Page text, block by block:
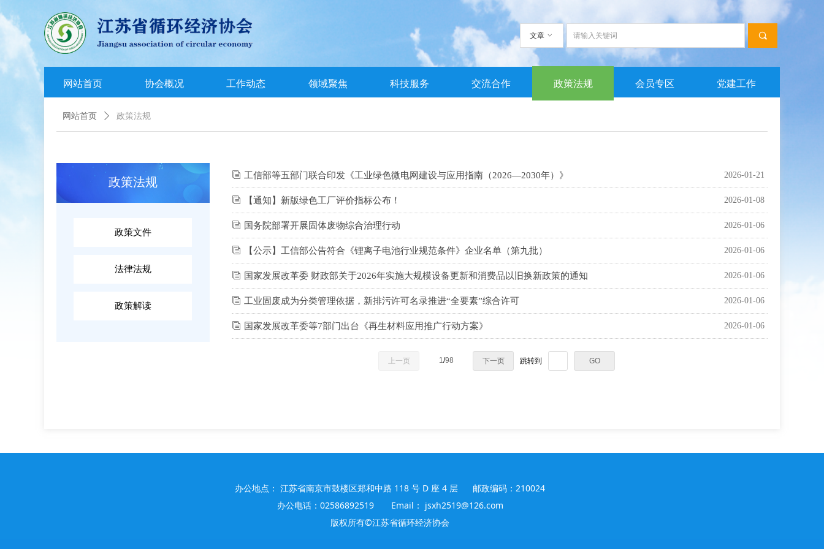
网站首页 协会概况 工作动态 领域聚焦 科技服务 交流合作 政策法规 会员专区 党建工作
끠
文章 ꀁ
网站首页 ꄲ 政策法规
政策法规
政策文件
法律法规
政策解读
2026-01-21
ꀢ 工信部等五部门联合印发《工业绿色微电网建设与应用指南（2026—2030年）》
2026-01-08
ꀢ 【通知】新版绿色工厂评价指标公布！
2026-01-06
ꀢ 国务院部署开展固体废物综合治理行动
2026-01-06
ꀢ 【公示】工信部公告符合《锂离子电池行业规范条件》企业名单（第九批）
2026-01-06
ꀢ 国家发展改革委 财政部关于2026年实施大规模设备更新和消费品以旧换新政策的通知
2026-01-06
ꀢ 工业固废成为分类管理依据，新排污许可名录推进“全要素”综合许可
2026-01-06
ꀢ 国家发展改革委等7部门出台《再生材料应用推广行动方案》
上一页 1/98 下一页 跳转到 GO
办公地点： 江苏省南京市鼓楼区郑和中路 118 号 D 座 4 层 邮政编码：210024
办公电话：02586892519 Email： jsxh2519@126.com
版权所有©江苏省循环经济协会